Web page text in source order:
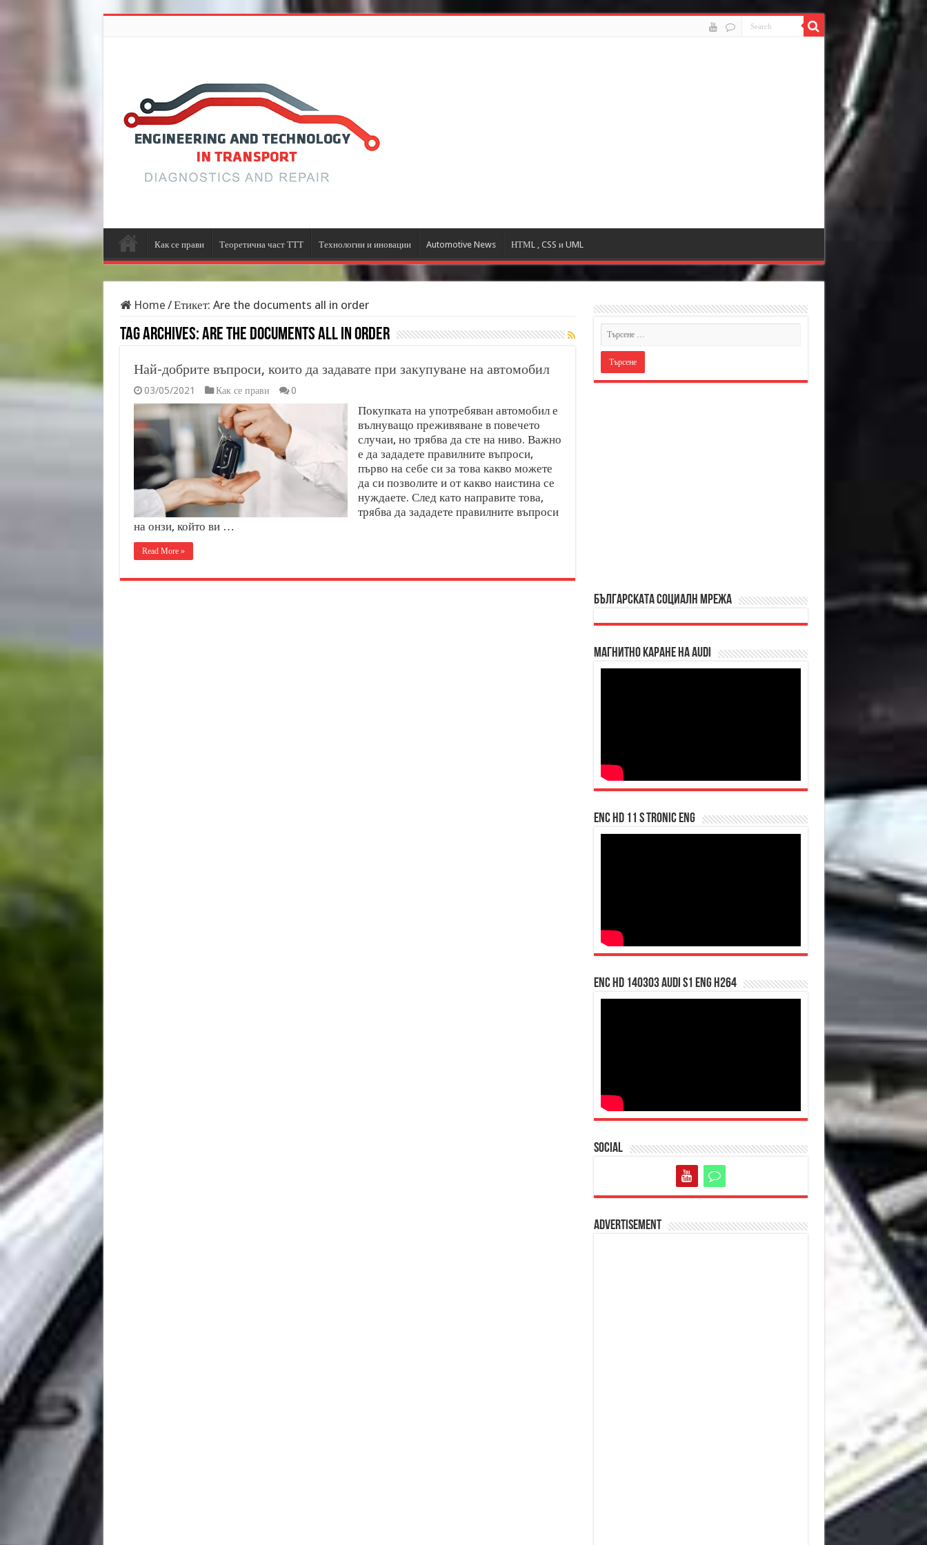
Как се прави Теоретична част ТТТ Технологии и иновации Automotive News НТМL , CSS и UML
Home /Етикет: Are the documents all in order
Tag Archives:Are the documents all in order
Най-добрите въпроси, които да задавате при закупуване на автомобил
03/05/2021 Как се прави 0
Покупката на употребяван автомобил е
вълнуващо преживяване в повечето
случаи, но трябва да сте на ниво. Важно
е да зададете правилните въпроси,
първо на себе си за това какво можете
да си позволите и от какво наистина се
нуждаете. След като направите това,
трябва да зададете правилните въпроси
на онзи, който ви …
Read More »
БЪЛГАРСКАТА СОЦИАЛН МРЕЖА
Магнитно каране на Audi
enc hd 11 S tronic ENG
enc hd 140303 Audi S1 ENG H264
Social
Advertisement